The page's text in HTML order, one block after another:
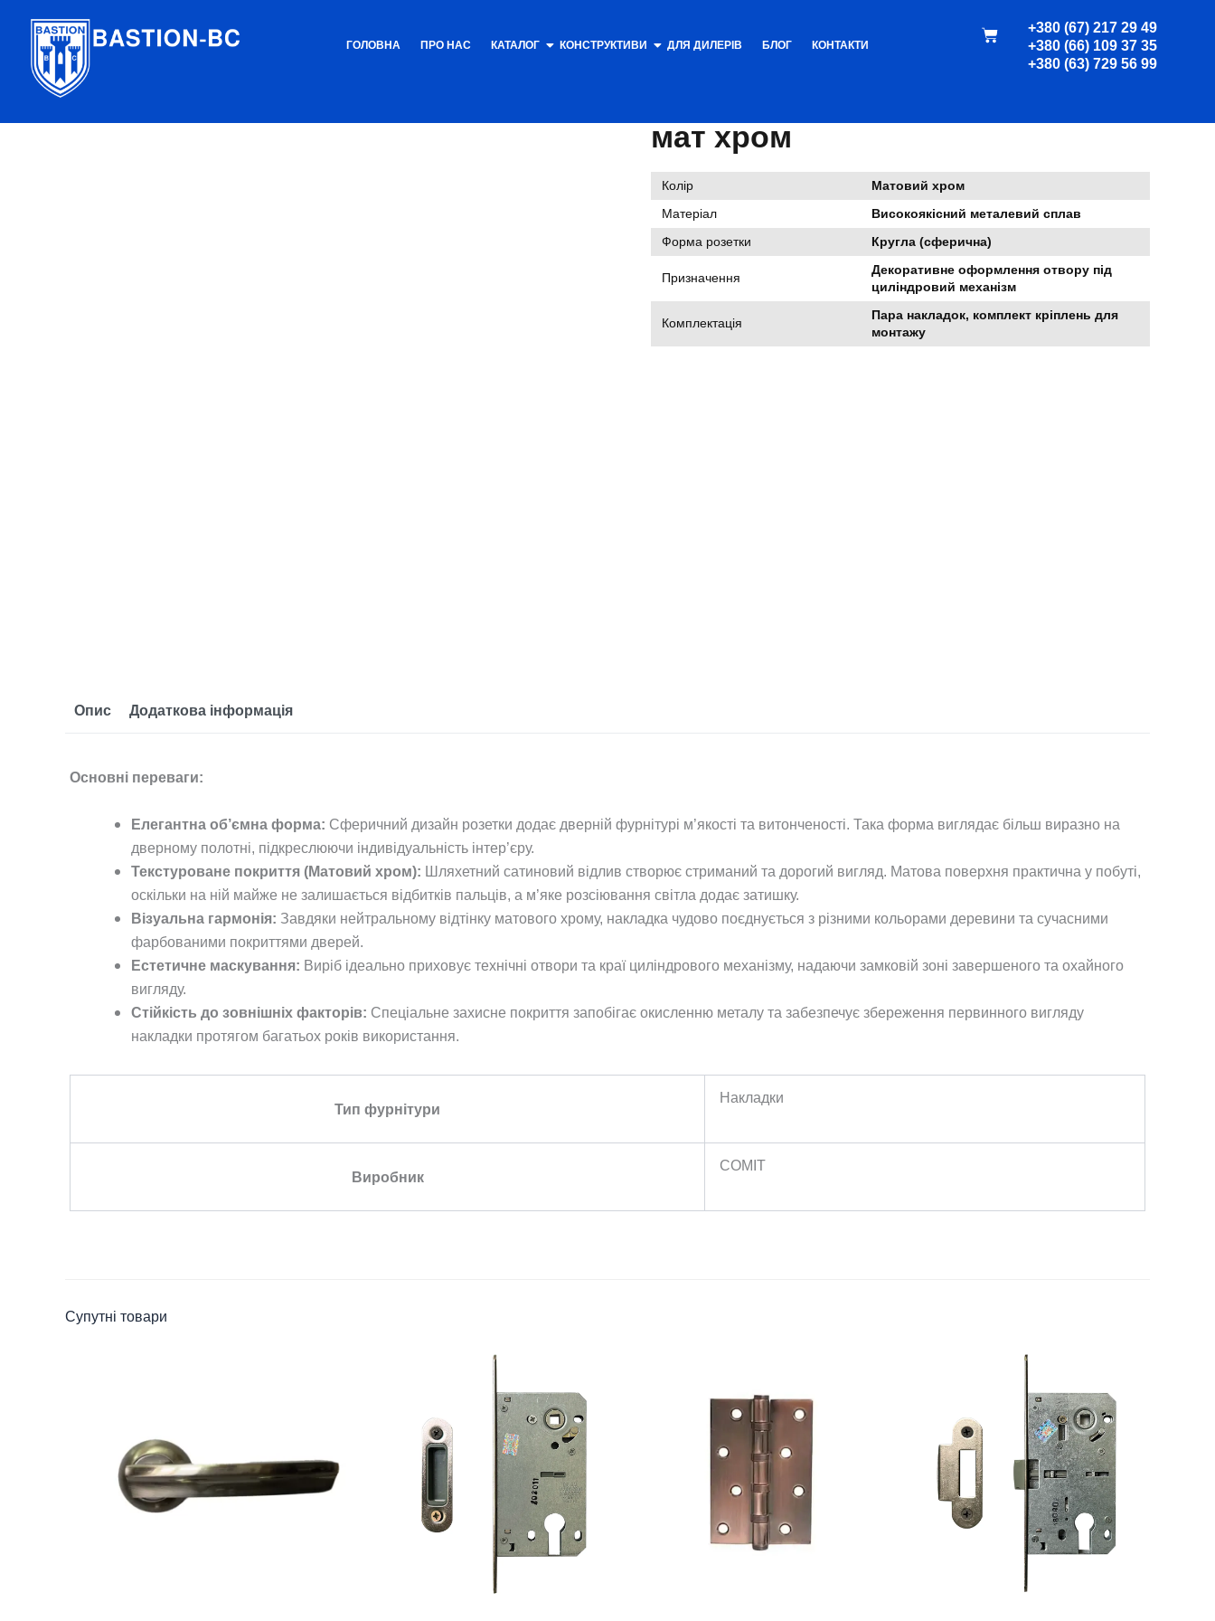
ГОЛОВНА ПРО НАС КАТАЛОГ КОНСТРУКТИВИ ДЛЯ ДИЛЕРІВ БЛОГ КОНТАКТИ
+380 (67) 217 29 49
+380 (66) 109 37 35
+380 (63) 729 56 99
Каталог/Фурнітура для міжкімнатних дверей
/ Накладка під циліндр
мат хром
Колір
Матовий хром
Матеріал
Високоякісний металевий сплав
Форма розетки
Кругла (сферична)
Призначення
Декоративне оформлення отвору під
циліндровий механізм
Комплектація
Пара накладок, комплект кріплень для
монтажу
Опис Додаткова інформація
Основні переваги:
Елегантна об’ємна форма: Сферичний дизайн розетки додає дверній фурнітурі м’якості та витонченості. Така форма виглядає більш виразно на
дверному полотні, підкреслюючи індивідуальність інтер’єру.
Текстуроване покриття (Матовий хром): Шляхетний сатиновий відлив створює стриманий та дорогий вигляд. Матова поверхня практична у побуті,
оскільки на ній майже не залишається відбитків пальців, а м’яке розсіювання світла додає затишку.
Візуальна гармонія: Завдяки нейтральному відтінку матового хрому, накладка чудово поєднується з різними кольорами деревини та сучасними
фарбованими покриттями дверей.
Естетичне маскування: Виріб ідеально приховує технічні отвори та краї циліндрового механізму, надаючи замковій зоні завершеного та охайного
вигляду.
Стійкість до зовнішніх факторів: Спеціальне захисне покриття запобігає окисленню металу та забезпечує збереження первинного вигляду
накладки протягом багатьох років використання.
Тип фурнітури
Накладки
Виробник
COMIT
Супутні товари